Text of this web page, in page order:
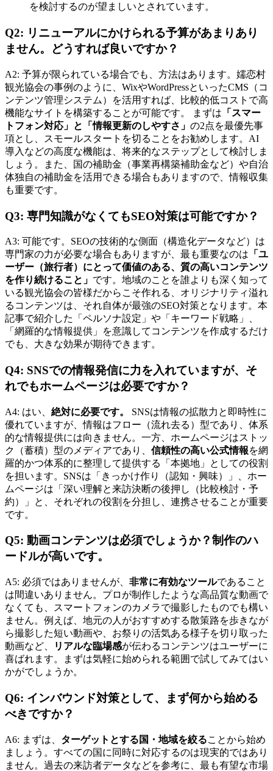
を検討するのが望ましいとされています。
Q2: リニューアルにかけられる予算があまりあり
ません。どうすれば良いですか？
A2: 予算が限られている場合でも、方法はあります。嬬恋村
観光協会の事例のように、WixやWordPressといったCMS（コ
ンテンツ管理システム）を活用すれば、比較的低コストで高
機能なサイトを構築することが可能です。 まずは 「スマー
トフォン対応」と「情報更新のしやすさ」 の2点を最優先事
項とし、スモールスタートを切ることをお勧めします。AI
導入などの高度な機能は、将来的なステップとして検討しま
しょう。また、国の補助金（事業再構築補助金など）や自治
体独自の補助金を活用できる場合もありますので、情報収集
も重要です。
Q3: 専門知識がなくてもSEO対策は可能ですか？
A3: 可能です。SEOの技術的な側面（構造化データなど）は
専門家の力が必要な場合もありますが、最も重要なのは 「ユ
ーザー（旅行者）にとって価値のある、質の高いコンテンツ
を作り続けること」 です。地域のことを誰よりも深く知って
いる観光協会の皆様だからこそ作れる、オリジナリティ溢れ
るコンテンツは、それ自体が最強のSEO対策となります。本
記事で紹介した「ペルソナ設定」や「キーワード戦略」、
「網羅的な情報提供」を意識してコンテンツを作成するだけ
でも、大きな効果が期待できます。
Q4: SNSでの情報発信に力を入れていますが、そ
れでもホームページは必要ですか？
A4: はい、 絶対に必要です。
SNSは情報の拡散力と即時性に
優れていますが、情報はフロー（流れ去る）型であり、体系
的な情報提供には向きません。一方、ホームページはストッ
ク（蓄積）型のメディアであり、 信頼性の高い公式情報を網
羅的かつ体系的に整理して提供する「本拠地」としての役割
を担います。SNSは「きっかけ作り（認知・興味）」、ホー
ムページは「深い理解と来訪決断の後押し（比較検討・予
約）」と、それぞれの役割を分担し、連携させることが重要
です。
Q5: 動画コンテンツは必須でしょうか？制作のハ
ードルが高いです。
A5: 必須ではありませんが、 非常に有効なツールであること
は間違いありません。プロが制作したような高品質な動画で
なくても、スマートフォンのカメラで撮影したものでも構い
ません。例えば、地元の人がおすすめする散策路を歩きなが
ら撮影した短い動画や、お祭りの活気ある様子を切り取った
動画など、
リアルな臨場感が伝わるコンテンツはユーザーに
喜ばれます。まずは気軽に始められる範囲で試してみてはい
かがでしょうか。
Q6: インバウンド対策として、まず何から始める
べきですか？
A6: まずは、 ターゲットとする国・地域を絞ることから始め
ましょう。すべての国に同時に対応するのは現実的ではあり
ません。過去の来訪者データなどを参考に、最も有望な市場